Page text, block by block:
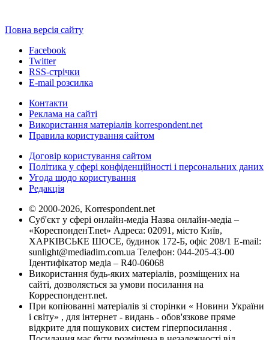
Повна версія сайту
Facebook
Twitter
RSS-стрічки
E-mail розсилка
Контакти
Реклама на сайті
Використання матеріалів korrespondent.net
Правила користування сайтом
Договір користування сайтом
Політика у сфері конфіденційності і персональних даних
Угода щодо користування
Редакція
© 2000-2026, Korrespondent.net
Суб'єкт у сфері онлайн-медіа Назва онлайн-медіа –
«КореспонденТ.net» Адреса: 02091, місто Київ,
ХАРКІВСЬКЕ ШОСЕ, будинок 172-Б, офіс 208/1 E-mail:
sunlight@mediadim.com.ua Телефон: 044-205-43-00
Ідентифікатор медіа – R40-06068
Використання будь-яких матеріалів, розміщених на
сайті, дозволяється за умови посилання на
Корреспондент.net.
При копіюванні матеріалів зі сторінки « Новини України
і світу» , для інтернет - видань - обов'язкове пряме
відкрите для пошукових систем гіперпосилання .